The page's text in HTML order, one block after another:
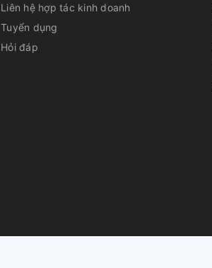
Liên hệ hợp tác kinh doanh
Tuyển dụng
Hỏi đáp